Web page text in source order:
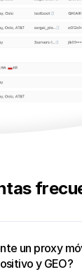
un proxy
y GEO?